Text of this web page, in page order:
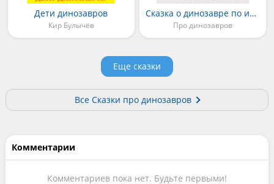
Дети динозавров
Кир Булычёв
Сказка о динозавре по имени Неумеха
Про динозавров
Еще сказки
Все Сказки про динозавров
Комментарии
Комментариев пока нет. Будьте первыми!